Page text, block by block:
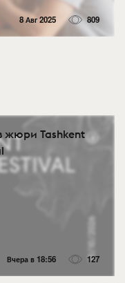
8 Авг 2025 809
жюри Tashkent
Вчера в 18:56 127